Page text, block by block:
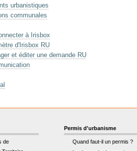
urbanistiques
communales
à Irisbox
d'Irisbox RU
et éditer une demande RU
de
Permis d'urbanisme
Quand faut-il un permis ?